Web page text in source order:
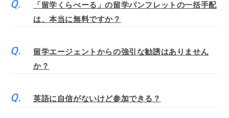
「留学くらべーる」の留学パンフレットの一括手配
は、本当に無料ですか？
留学エージェントからの強引な勧誘はありません
か？
英語に自信がないけど参加できる？